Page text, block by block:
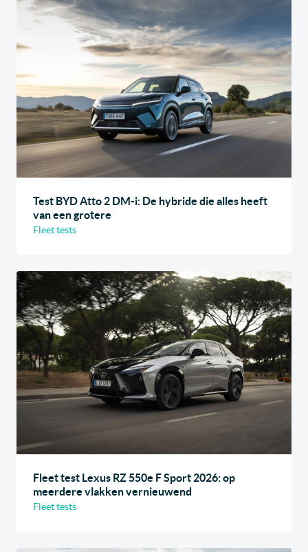
Test BYD Atto 2 DM-i: De hybride die alles heeft
van een grotere
Fleet tests
Fleet test Lexus RZ 550e F Sport 2026: op
meerdere vlakken vernieuwend
Fleet tests